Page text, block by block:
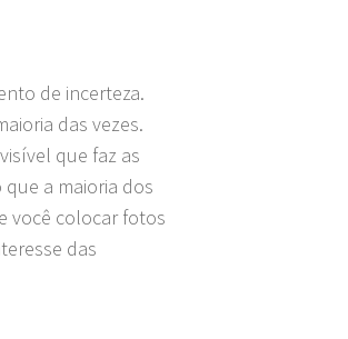
de incerteza.
das vezes.
que faz as
a maioria dos
você colocar fotos
das